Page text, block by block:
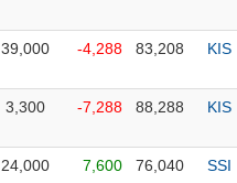
39,000 -4,288 83,208 KIS
3,300 -7,288 88,288 KIS
24,000 7,600 76,040 SSI